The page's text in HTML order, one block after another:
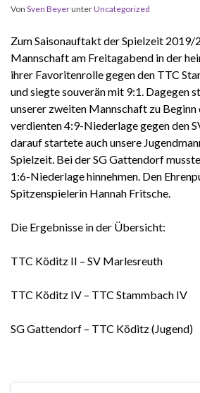
Von Sven BeyerunterUncategorized
Zum Saisonauftakt der Spielzeit
Mannschaft am Freitagabend in der
ihrer Favoritenrolle gegen den TTC
und siegte souverän mit 9:1. Dagegen
unserer zweiten Mannschaft zu Beginn
verdienten 4:9-Niederlage gegen den
darauf startete auch unsere
Spielzeit. Bei der SG Gattendorf
1:6-Niederlage hinnehmen. Den
Spitzenspielerin Hannah Fritsche.
Die Ergebnisse in der Übersicht:
TTC Köditz II – SV Marlesreuth
TTC Köditz IV – TTC Stammbach
SG Gattendorf – TTC Köditz